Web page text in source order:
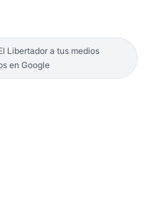
Libertador a tus medios
en Google